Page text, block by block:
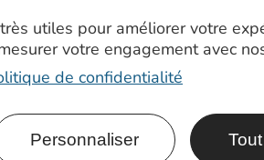
utiles pour améliorer votre
votre engagement avec
de confidentialité
Personnaliser